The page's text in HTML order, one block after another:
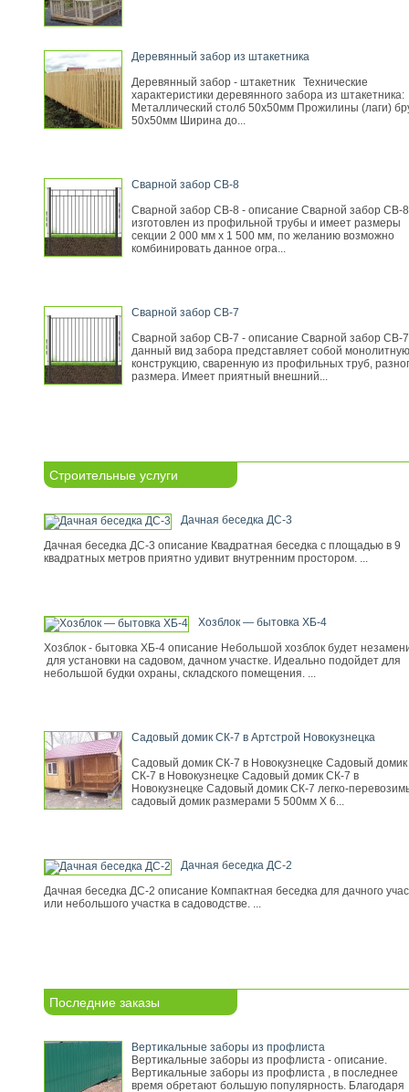
Деревянный забор из штакетника
Деревянный забор - штакетник Технические
характеристики деревянного забора из штакетника:
Металлический столб 50х50мм Прожилины (лаги)
50х50мм Ширина до...
Сварной забор СВ-8
Сварной забор СВ-8 - описание Сварной забор СВ-8
изготовлен из профильной трубы и имеет размеры
секции 2 000 мм х 1 500 мм, по желанию возможно
комбинировать данное огра...
Сварной забор СВ-7
Сварной забор СВ-7 - описание Сварной забор СВ-7
данный вид забора представляет собой монолитную
конструкцию, сваренную из профильных труб,
размера. Имеет приятный внешний...
Строительные услуги
Дачная беседка ДС-3
Дачная беседка ДС-3 описание Квадратная беседка с площадью в 9
квадратных метров приятно удивит внутренним простором. ...
Хозблок — бытовка ХБ-4
Хозблок - бытовка ХБ-4 описание Небольшой хозблок будет
для установки на садовом, дачном участке. Идеально подойдет для
небольшой будки охраны, складского помещения. ...
Садовый домик СК-7 в Артстрой Новокузнецка
Садовый домик СК-7 в Новокузнецке Садовый домик
СК-7 в Новокузнецке Садовый домик СК-7 в
Новокузнецке Садовый домик СК-7 легко-
садовый домик размерами 5 500мм Х 6...
Дачная беседка ДС-2
Дачная беседка ДС-2 описание Компактная беседка для дачного
или небольшого участка в садоводстве. ...
Последние заказы
Вертикальные заборы из профлиста
Вертикальные заборы из профлиста - описание.
Вертикальные заборы из профлиста , в последнее
время обретают большую популярность. Благодаря